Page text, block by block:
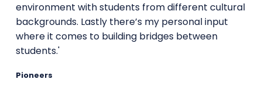
environment with students from different cultural
backgrounds. Lastly there’s my personal input
where it comes to building bridges between
students.'
Pioneers